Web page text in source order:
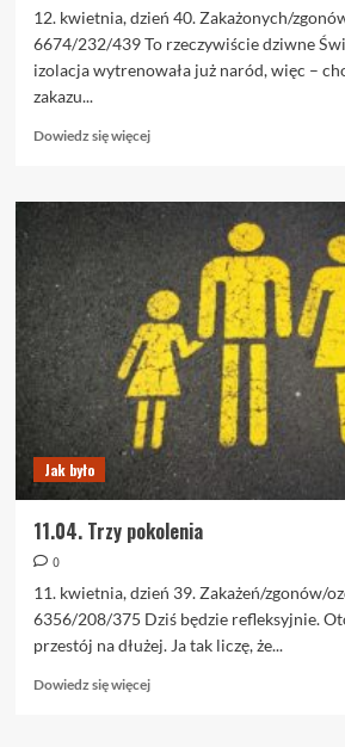
12. kwietnia, dzień 40. Zakażonych/
6674/232/439 To rzeczywiście dziwne
izolacja wytrenowała już naród, więc –
zakazu...
Dowiedz się więcejDowiedz
o
12.04.
wyjdziemy?
Jak było
11.04. Trzy pokolenia
0
11. kwietnia, dzień 39. Zakażeń/zgonów/
6356/208/375 Dziś będzie refleksyjnie.
przestój na dłużej. Ja tak liczę, że...
Dowiedz się więcejDowiedz